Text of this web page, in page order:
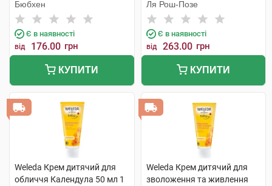
Бюбхен
Є в наявності
від 176.00 грн
КУПИТИ
Ля Рош-Позе
Є в наявності
від 263.00 грн
КУПИТИ
Weleda Крем дитячий для
обличчя Календула 50 мл 1
Weleda Крем дитячий для
зволоження та живлення